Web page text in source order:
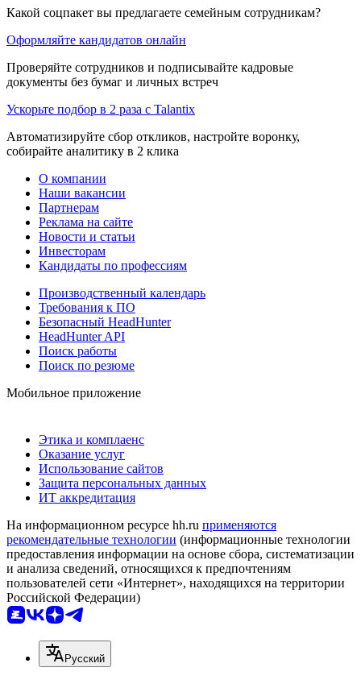
Какой соцпакет вы предлагаете семейным сотрудникам?
Оформляйте кандидатов онлайн
Проверяйте сотрудников и подписывайте кадровые
документы без бумаг и личных встреч
Ускорьте подбор в 2 раза с Talantix
Автоматизируйте сбор откликов, настройте воронку,
собирайте аналитику в 2 клика
О компании
Наши вакансии
Партнерам
Реклама на сайте
Новости и статьи
Инвесторам
Кандидаты по профессиям
Производственный календарь
Требования к ПО
Безопасный HeadHunter
HeadHunter API
Поиск работы
Поиск по резюме
Мобильное приложение
Этика и комплаенс
Оказание услуг
Использование сайтов
Защита персональных данных
ИТ аккредитация
На информационном ресурсе hh.ru применяются
рекомендательные технологии (информационные технологии
предоставления информации на основе сбора, систематизации
и анализа сведений, относящихся к предпочтениям
пользователей сети «Интернет», находящихся на территории
Российской Федерации)
Русский